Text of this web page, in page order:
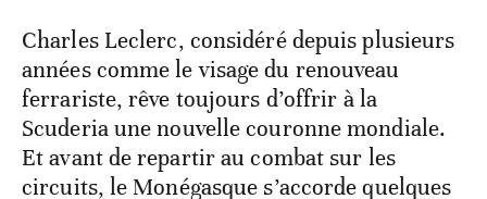
Charles Leclerc, considéré depuis plusieurs
années comme le visage du renouveau
ferrariste, rêve toujours d’offrir à la
Scuderia une nouvelle couronne mondiale.
Et avant de repartir au combat sur les
circuits, le Monégasque s’accorde quelques